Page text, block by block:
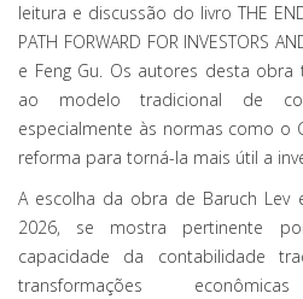
leitura e discussão do livro THE
PATH FORWARD FOR INVESTORS
e Feng Gu. Os autores desta
ao modelo tradicional de
especialmente às normas como o
reforma para torná-la mais útil a
A escolha da obra de Baruch Lev
2026, se mostra pertinente
capacidade da contabilidade
transformações